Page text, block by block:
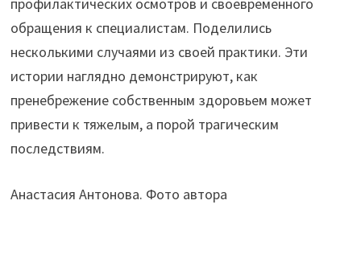
обращения к специалистам. Поделились
несколькими случаями из своей практики. Эти
истории наглядно демонстрируют, как
пренебрежение собственным здоровьем может
привести к тяжелым, а порой трагическим
последствиям.
Анастасия Антонова. Фото автора